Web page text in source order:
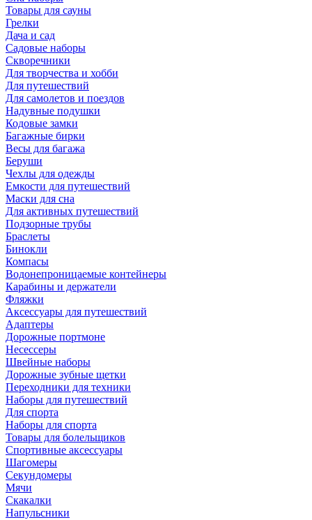
Товары для сауны
Грелки
Дача и сад
Садовые наборы
Скворечники
Для творчества и хобби
Для путешествий
Для самолетов и поездов
Надувные подушки
Кодовые замки
Багажные бирки
Весы для багажа
Беруши
Чехлы для одежды
Емкости для путешествий
Маски для сна
Для активных путешествий
Подзорные трубы
Браслеты
Бинокли
Компасы
Водонепроницаемые контейнеры
Карабины и держатели
Фляжки
Аксессуары для путешествий
Адаптеры
Дорожные портмоне
Несессеры
Швейные наборы
Дорожные зубные щетки
Переходники для техники
Наборы для путешествий
Для спорта
Наборы для спорта
Товары для болельщиков
Спортивные аксессуары
Шагомеры
Секундомеры
Мячи
Скакалки
Напульсники